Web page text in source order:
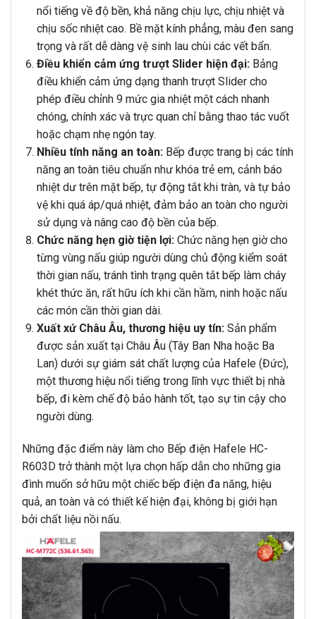
nổi tiếng về độ bền, khả năng chịu lực, chịu nhiệt và
chịu sốc nhiệt cao. Bề mặt kính phẳng, màu đen sang
trọng và rất dễ dàng vệ sinh lau chùi các vết bẩn.
Điều khiển cảm ứng trượt Slider hiện đại:Bảng
điều khiển cảm ứng dạng thanh trượt Slider cho
phép điều chỉnh 9 mức gia nhiệt một cách nhanh
chóng, chính xác và trực quan chỉ bằng thao tác vuốt
hoặc chạm nhẹ ngón tay.
Nhiều tính năng an toàn:Bếp được trang bị các tính
năng an toàn tiêu chuẩn như khóa trẻ em, cảnh báo
nhiệt dư trên mặt bếp, tự động tắt khi tràn, và tự bảo
vệ khi quá áp/quá nhiệt, đảm bảo an toàn cho người
sử dụng và nâng cao độ bền của bếp.
Chức năng hẹn giờ tiện lợi:Chức năng hẹn giờ cho
từng vùng nấu giúp người dùng chủ động kiểm soát
thời gian nấu, tránh tình trạng quên tắt bếp làm cháy
khét thức ăn, rất hữu ích khi cần hầm, ninh hoặc nấu
các món cần thời gian dài.
Xuất xứ Châu Âu, thương hiệu uy tín:Sản phẩm
được sản xuất tại Châu Âu (Tây Ban Nha hoặc Ba
Lan) dưới sự giám sát chất lượng của Hafele (Đức),
một thương hiệu nổi tiếng trong lĩnh vực thiết bị nhà
bếp, đi kèm chế độ bảo hành tốt, tạo sự tin cậy cho
người dùng.
Những đặc điểm này làm cho Bếp điện Hafele HC-
R603D trở thành một lựa chọn hấp dẫn cho những gia
đình muốn sở hữu một chiếc bếp điện đa năng, hiệu
quả, an toàn và có thiết kế hiện đại, không bị giới hạn
bởi chất liệu nồi nấu.